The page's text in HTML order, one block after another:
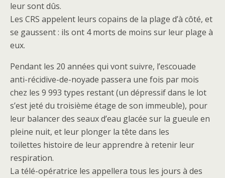
leur sont dûs.
Les CRS appelent leurs copains de la plage d’à côté, et
se gaussent : ils ont 4 morts de moins sur leur plage à
eux.
Pendant les 20 années qui vont suivre, l’escouade
anti-récidive-de-noyade passera une fois par mois
chez les 9 993 types restant (un dépressif dans le lot
s’est jeté du troisième étage de son immeuble), pour
leur balancer des seaux d’eau glacée sur la gueule en
pleine nuit, et leur plonger la tête dans les
toilettes histoire de leur apprendre à retenir leur
respiration.
La télé-opératrice les appellera tous les jours à des